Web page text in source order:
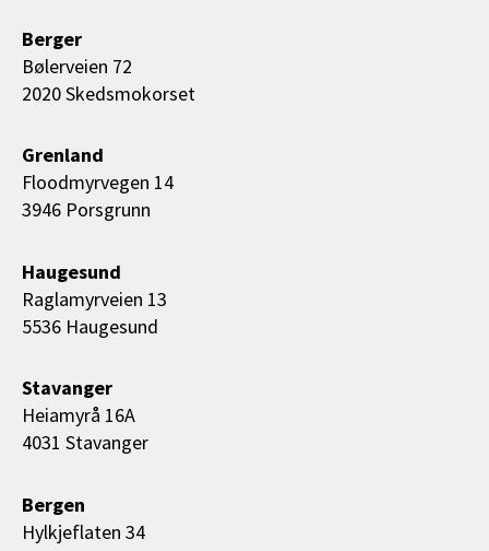
Berger
Bølerveien 72
2020 Skedsmokorset
Grenland
Floodmyrvegen 14
3946 Porsgrunn
Haugesund
Raglamyrveien 13
5536 Haugesund
Stavanger
Heiamyrå 16A
4031 Stavanger
Bergen
Hylkjeflaten 34